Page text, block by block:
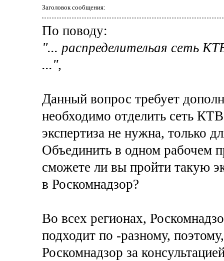
Заголовок сообщения:
По поводу:
"... распределительая сеть
...",
Данный вопрос требует
необходимо отделить сеть
экспертиза не нужна, только
Объединить в одном рабочем
сможете ли вы пройти такую
в Роскомнадзор?
Во всех регионах,
подходит по -разному,
Роскомнадзор за